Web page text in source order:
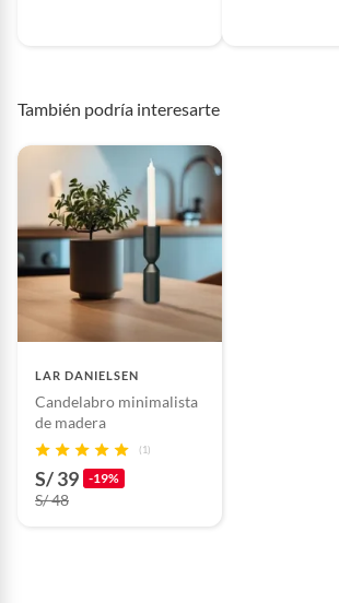
También podría interesarte
LAR DANIELSEN
Candelabro minimalista
de madera
(1)
S/ 39 -19%
S/ 48